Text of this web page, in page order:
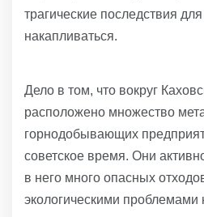
трагические последствия
накапливаться.
Дело в том, что вокруг
расположено множество
горнодобывающих
советское время. Они
в него много опасных
экологическими проблемами